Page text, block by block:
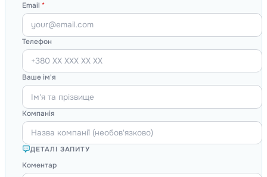
Email *
Телефон
Ваше ім'я
Компанія
ДЕТАЛІ ЗАПИТУ
Коментар